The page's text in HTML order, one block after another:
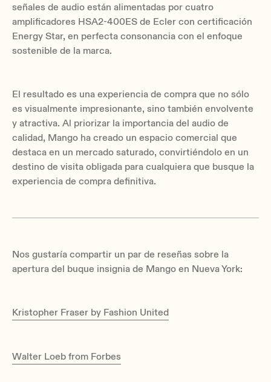
señales de audio están alimentadas por cuatro
amplificadores HSA2-400ES de Ecler con certificación
Energy Star, en perfecta consonancia con el enfoque
sostenible de la marca.
El resultado es una experiencia de compra que no sólo
es visualmente impresionante, sino también envolvente
y atractiva. Al priorizar la importancia del audio de
calidad, Mango ha creado un espacio comercial que
destaca en un mercado saturado, convirtiéndolo en un
destino de visita obligada para cualquiera que busque la
experiencia de compra definitiva.
Nos gustaría compartir un par de reseñas sobre la
apertura del buque insignia de Mango en Nueva York:
Kristopher Fraser by Fashion United
Walter Loeb from Forbes